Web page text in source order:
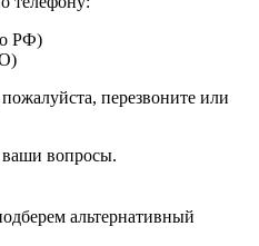
РФ)
перезвоните или
вопросы.
альтернативный